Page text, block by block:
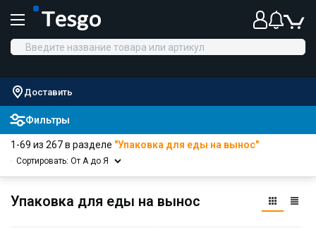
Доставить
Фильтры
1-69 из 267 в разделе "Упаковка для еды на вынос"
Сортировать: От А до Я
Упаковка для еды на вынос